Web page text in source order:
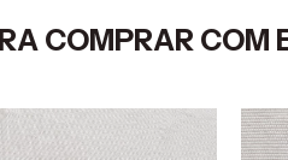
COMPRAR COM